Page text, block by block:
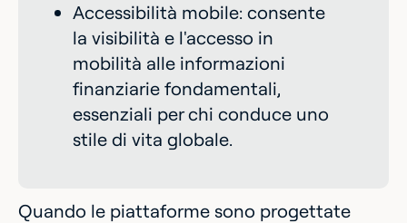
Accessibilità mobile: consente
la visibilità e l'accesso in
mobilità alle informazioni
finanziarie fondamentali,
essenziali per chi conduce uno
stile di vita globale.
Quando le piattaforme sono progettate